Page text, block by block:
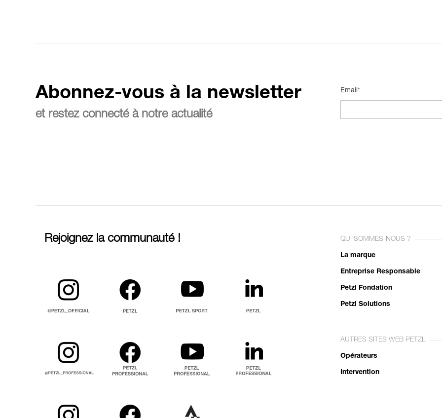
Abonnez-vous à la newsletter
et restez connecté à notre actualité
Email*
Rejoignez la communauté ! QUI SOMMES-NOUS ?
La marque
Entreprise Responsable
Petzl Fondation
Petzl Solutions
AUTRES SITES WEB PETZL
Opérateurs
Intervention